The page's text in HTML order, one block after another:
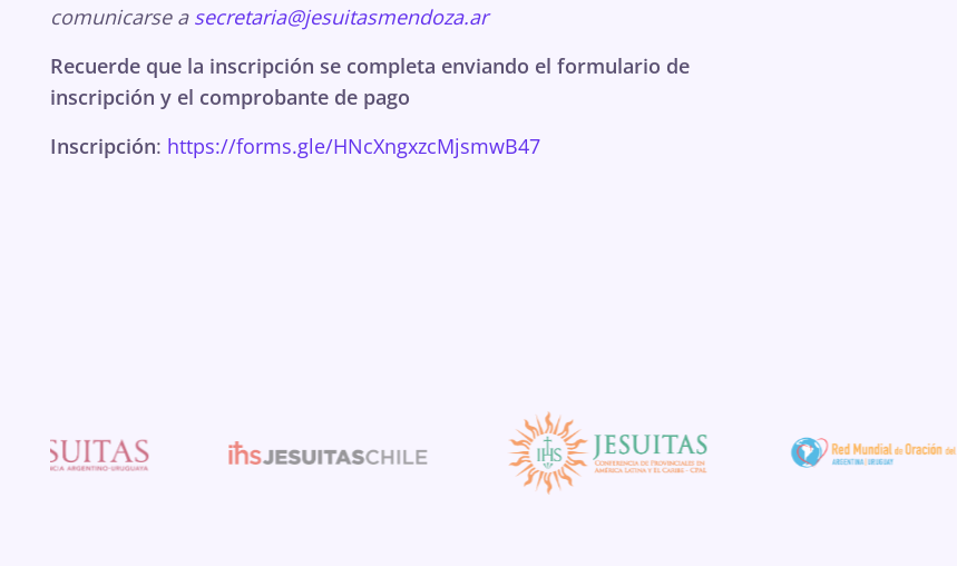
comunicarse a secretaria@jesuitasmendoza.ar
Recuerde que la inscripción se completa enviando el formulario de
inscripción y el comprobante de pago
Inscripción: https://forms.gle/HNcXngxzcMjsmwB47